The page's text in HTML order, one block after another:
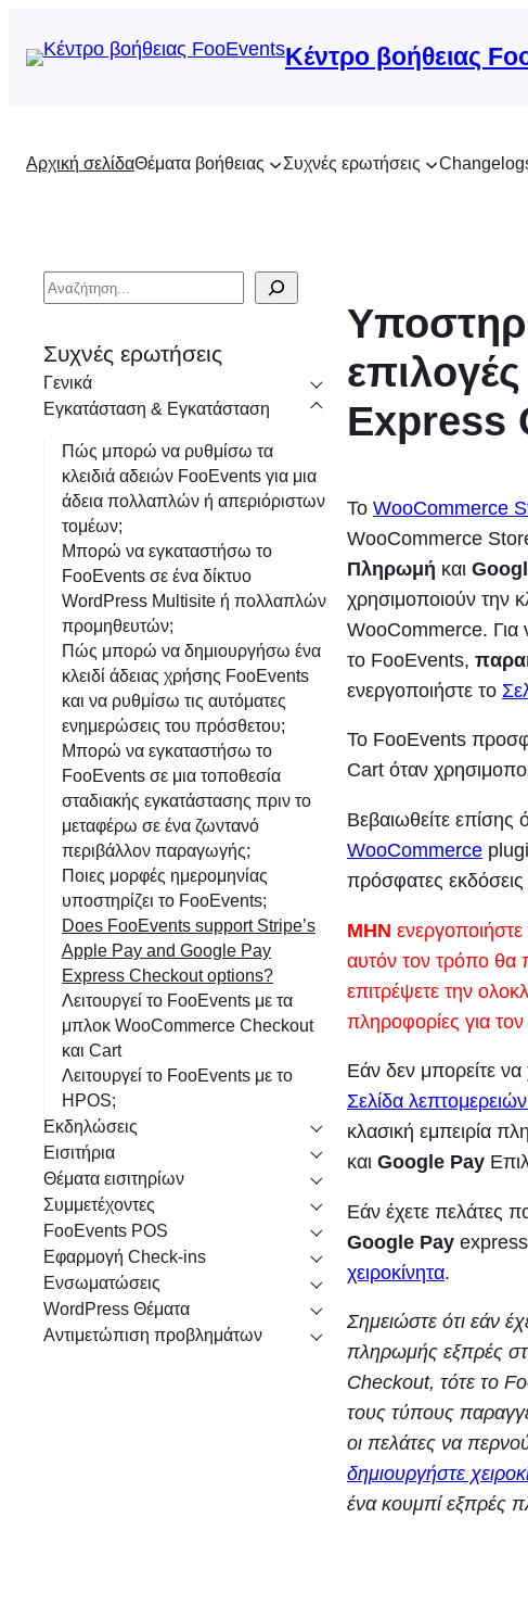
Κέντρο βοήθειας
Αρχική σελίδαΘέματα βοήθειας Συχνές ερωτήσεις
Α
α
ζ
ή
Συχνές ερωτήσεις
Γενικά
Εγκατάσταση & Εγκατάσταση
Πώς μπορώ να ρυθμίσω τα
κλειδιά αδειών FooEvents για μια
άδεια πολλαπλών ή απεριόριστων
τομέων;
Μπορώ να εγκαταστήσω το
FooEvents σε ένα δίκτυο
WordPress Multisite ή πολλαπλών
προμηθευτών;
Πώς μπορώ να δημιουργήσω ένα
κλειδί άδειας χρήσης FooEvents
και να ρυθμίσω τις αυτόματες
ενημερώσεις του πρόσθετου;
Μπορώ να εγκαταστήσω το
FooEvents σε μια τοποθεσία
σταδιακής εγκατάστασης πριν το
μεταφέρω σε ένα ζωντανό
περιβάλλον παραγωγής;
Ποιες μορφές ημερομηνίας
υποστηρίζει το FooEvents;
Does FooEvents support Stripe’s
Apple Pay and Google Pay
Express Checkout options?
Λειτουργεί το FooEvents με τα
μπλοκ WooCommerce Checkout
και Cart
Λειτουργεί το FooEvents με το
HPOS;
Εκδηλώσεις
Εισιτήρια
Θέματα εισιτηρίων
Συμμετέχοντες
FooEvents POS
Εφαρμογή Check-ins
Ενσωματώσεις
WordPress Θέματα
Αντιμετώπιση προβλημάτων
Express
Το WooCommerce
WooCommerce
Πληρωμή και
χρησιμοποιούν την
WooCommerce. Για
το FooEvents,
ενεργοποιήστε το
Το FooEvents
Cart όταν
Βεβαιωθείτε επίσης
WooCommerce
πρόσφατες
ΜΗΝ
αυτόν τον τρόπο θα
επιτρέψετε την
πληροφορίες για
Εάν δεν μπορείτε
Σελίδα
κλασική εμπειρία
και Google Pay
Εάν έχετε πελάτες
Google Pay express
χειροκίνητα.
Σημειώστε ότι εάν
πληρωμής εξπρές
Checkout, τότε το
τους τύπους
οι πελάτες να
δημιουργήστε
ένα κουμπί εξπρές